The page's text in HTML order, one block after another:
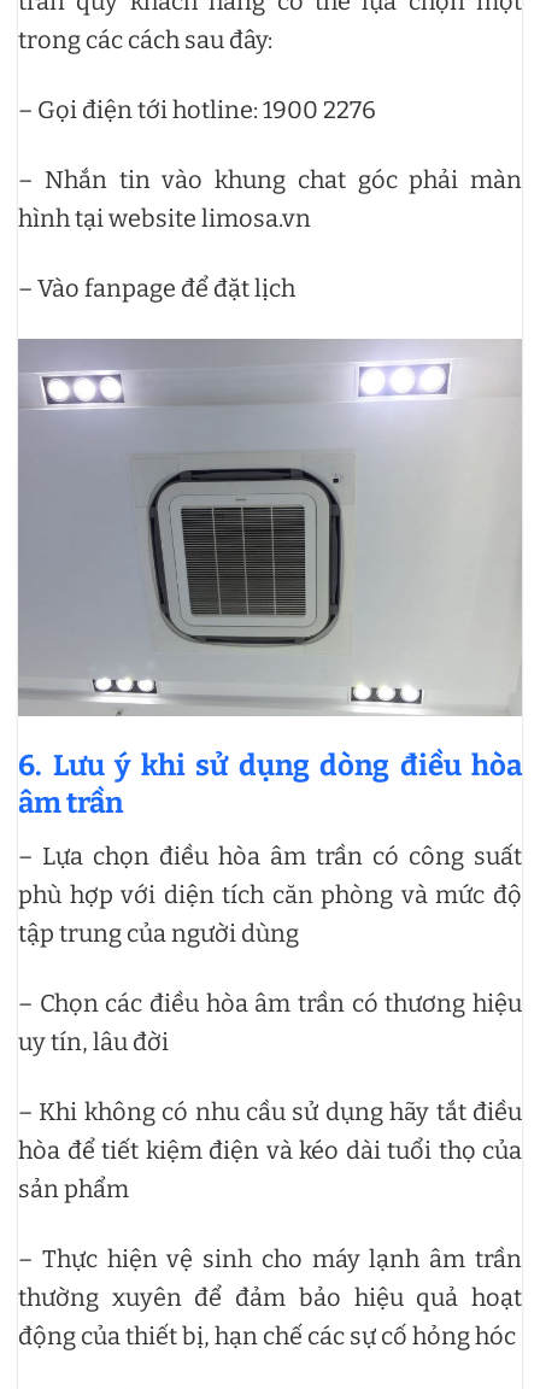
trong các cách sau đây:
– Gọi điện tới hotline: 1900 2276
– Nhắn tin vào khung chat góc phải màn
hình tại website limosa.vn
– Vào fanpage để đặt lịch
6. Lưu ý khi sử dụng dòng điều hòa
âm trần
– Lựa chọn điều hòa âm trần có công suất
phù hợp với diện tích căn phòng và mức độ
tập trung của người dùng
– Chọn các điều hòa âm trần có thương hiệu
uy tín, lâu đời
– Khi không có nhu cầu sử dụng hãy tắt điều
hòa để tiết kiệm điện và kéo dài tuổi thọ của
sản phẩm
– Thực hiện vệ sinh cho máy lạnh âm trần
thường xuyên để đảm bảo hiệu quả hoạt
động của thiết bị, hạn chế các sự cố hỏng hóc